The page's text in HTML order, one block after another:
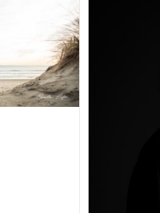
photo
pour
ce
bord de
[...]
séance
de cette
Elle a
pour sa